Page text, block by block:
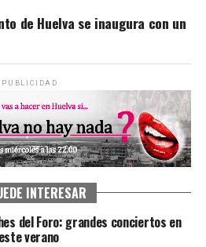
de Huelva se inaugura con un
PUBLICIDAD
INTERESAR
del Foro: grandes conciertos en
verano